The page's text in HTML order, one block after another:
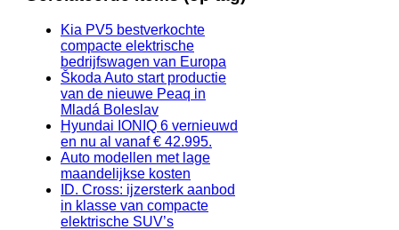
Kia PV5 bestverkochte
compacte elektrische
bedrijfswagen van Europa
Škoda Auto start productie
van de nieuwe Peaq in
Mladá Boleslav
Hyundai IONIQ 6 vernieuwd
en nu al vanaf € 42.995.
Auto modellen met lage
maandelijkse kosten
ID. Cross: ijzersterk aanbod
in klasse van compacte
elektrische SUV’s